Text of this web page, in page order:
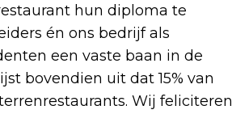
hun diploma te
én ons bedrijf als
een vaste baan in de
bovendien uit dat 15% van
Wij feliciteren